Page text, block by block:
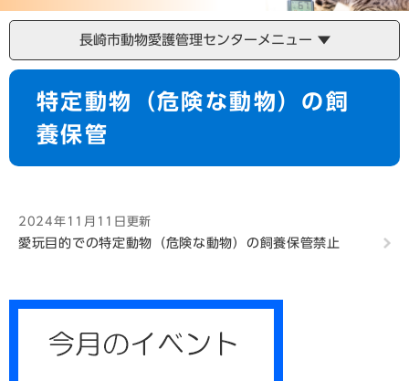
長崎市動物愛護管理センターメニュー
本
特定動物（危険な動物）の飼
養保管
2024年11月11日更新
愛玩目的での特定動物（危険な動物）の飼養保管禁止